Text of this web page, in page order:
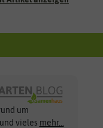
um
vieles mehr...